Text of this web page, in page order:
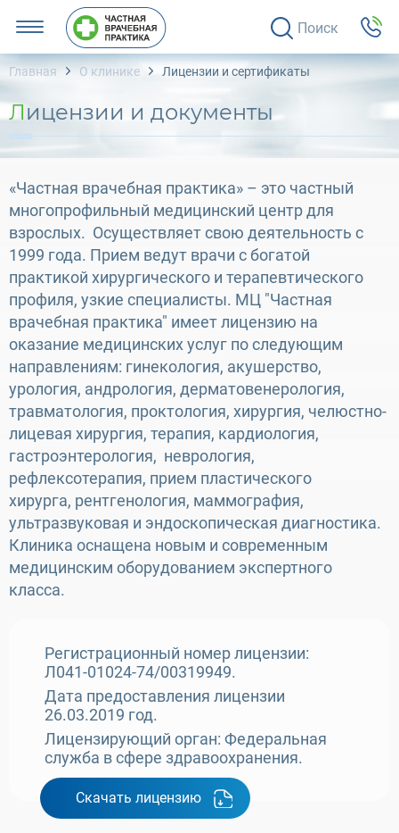
Поиск
Главная О клинике Лицензии и сертификаты
Лицензии и документы
«Частная врачебная практика» – это частный
многопрофильный медицинский центр для
взрослых. Осуществляет свою деятельность с
1999 года. Прием ведут врачи с богатой
практикой хирургического и терапевтического
профиля, узкие специалисты. МЦ "Частная
врачебная практика" имеет лицензию на
оказание медицинских услуг по следующим
направлениям: гинекология, акушерство,
урология, андрология, дерматовенерология,
травматология, проктология, хирургия, челюстно-
лицевая хирургия, терапия, кардиология,
гастроэнтерология, неврология,
рефлексотерапия, прием пластического
хирурга, рентгенология, маммография,
ультразвуковая и эндоскопическая диагностика.
Клиника оснащена новым и современным
медицинским оборудованием экспертного
класса.
Регистрационный номер лицензии:
Л041-01024-74/00319949.
Дата предоставления лицензии
26.03.2019 год.
Лицензирующий орган: Федеральная
служба в сфере здравоохранения.
Скачать лицензию